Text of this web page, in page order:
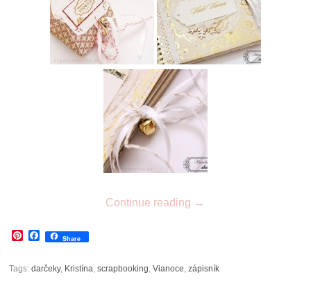
Continue reading →
Pinterest
Facebook
Share
Tags:darčeky, Kristína,scrapbooking,Vianoce,zápisník